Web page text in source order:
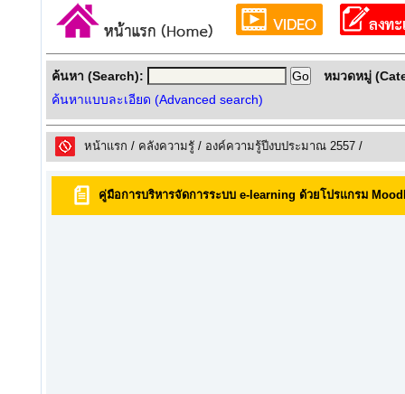
ค้นหา (Search):
ค้นหาแบบละเอียด (Advanced search)
หมวดหมู่
หน้าแรก / คลังความรูั / องค์ความรู้ปีงบประมาณ 2557 /
คู่มือการบริหารจัดการระบบ e-learning ด้วยโปรแกรม